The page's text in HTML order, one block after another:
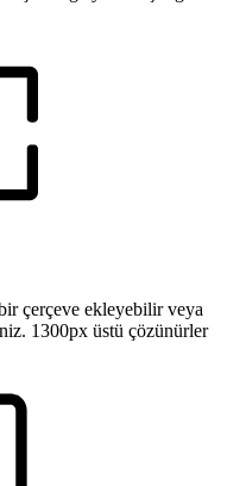
çerçeve ekleyebilir veya
1300px üstü çözünürler